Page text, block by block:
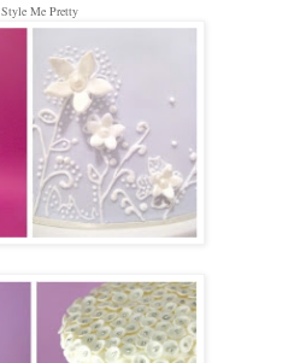
Style Me Pretty